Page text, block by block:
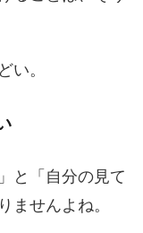
い。
と「自分の見て
ませんよね。